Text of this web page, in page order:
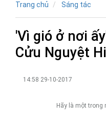
Trang chủ Sáng tác
'Vì gió ở nơi
Cửu Nguyệt Hi
14:58 29-10-2017
Hãy là một